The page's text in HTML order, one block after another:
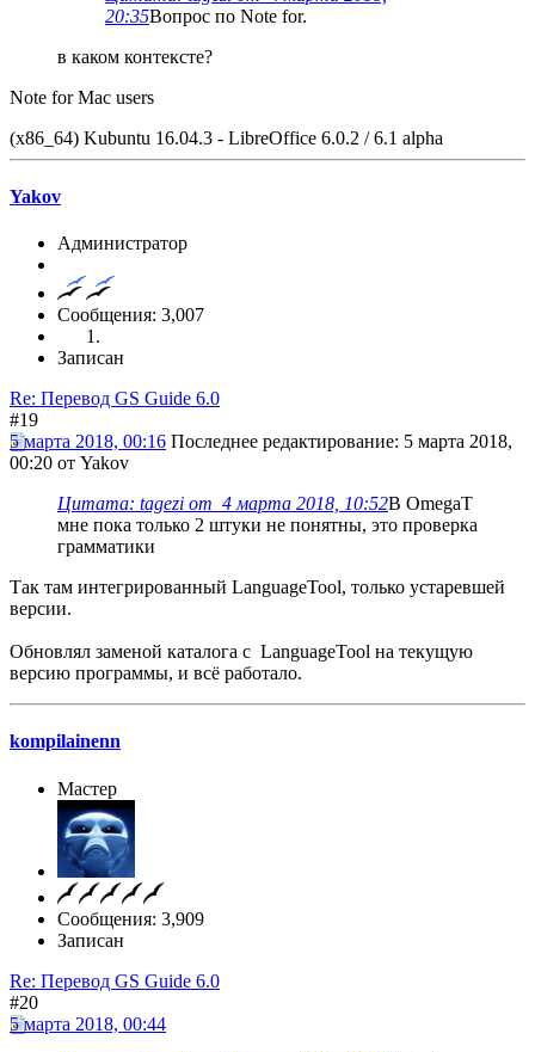
20:35Вопрос по Note for.
в каком контексте?
Note for Mac users
(x86_64) Kubuntu 16.04.3 - LibreOffice 6.0.2 / 6.1 alpha
Yakov
Администратор
Сообщения: 3,007
Записан
Re: Перевод GS Guide 6.0
#19
5 марта 2018, 00:16 Последнее редактирование: 5 марта 2018,
00:20 от Yakov
Цитата: tagezi от 4 марта 2018, 10:52В OmegaT
мне пока только 2 штуки не понятны, это проверка
грамматики
Так там интегрированный LanguageTool, только устаревшей
версии.
Обновлял заменой каталога с LanguageTool на текущую
версию программы, и всё работало.
kompilainenn
Мастер
Сообщения: 3,909
Записан
Re: Перевод GS Guide 6.0
#20
5 марта 2018, 00:44